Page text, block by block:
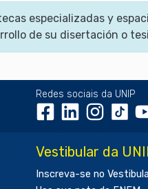
especializadas y
de su disertación o
Redes sociais da UNIP
Vestibular da
Inscreva-se no